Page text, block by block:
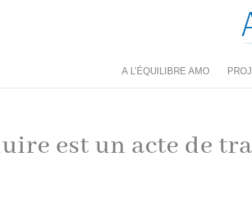
A L’ÉQUILIBRE AMO
est un acte de